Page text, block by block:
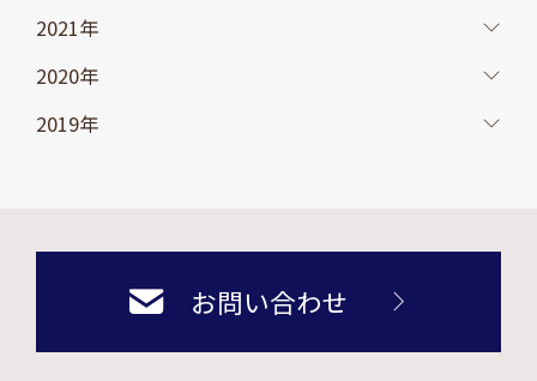
2021年
2020年
2019年
お問い合わせ